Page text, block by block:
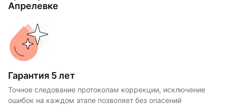
Апрелевке
Гарантия 5 лет
Точное следование протоколам коррекции, исключение
ошибок на каждом этапе позволяет без опасений